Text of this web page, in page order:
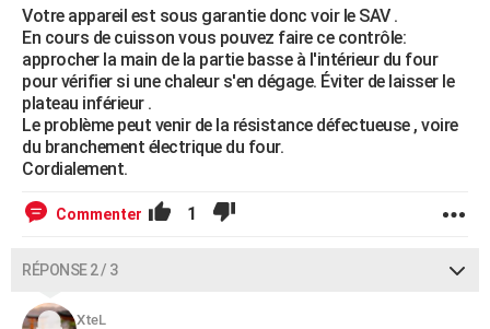
Bricolage
Lifestyle
Culture
Sport
Auto
Television
Voyage
Cinema
Votre appareil est sous garantie donc voir le SAV .
En cours de cuisson vous pouvez faire ce contrôle:
approcher la main de la partie basse à l'intérieur du four
pour vérifier si une chaleur s'en dégage. Éviter de laisser le
plateau inférieur .
Le problème peut venir de la résistance défectueuse , voire
du branchement électrique du four.
Cordialement.
Commenter 1
RÉPONSE 2 / 3
XteL